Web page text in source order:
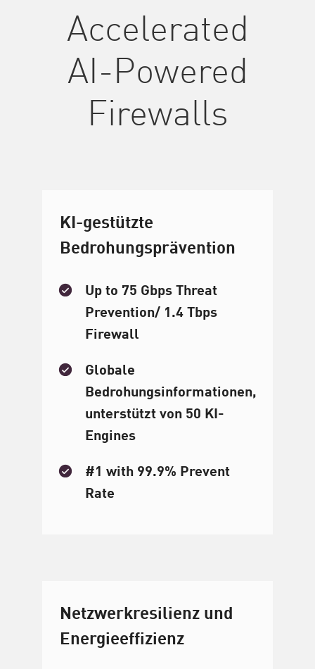
Accelerated
AI-Powered
Firewalls
KI-gestützte
Bedrohungsprävention
Up to 75 Gbps Threat
Prevention/ 1.4 Tbps
Firewall
Globale
Bedrohungsinformationen,
unterstützt von 50 KI-
Engines
#1 with 99.9% Prevent
Rate
Netzwerkresilienz und
Energieeffizienz